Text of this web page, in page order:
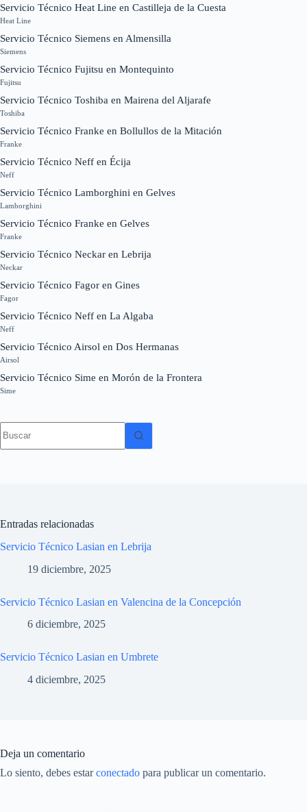
Servicio Técnico Heat Line en Castilleja de la Cuesta
Heat Line
Servicio Técnico Siemens en Almensilla
Siemens
Servicio Técnico Fujitsu en Montequinto
Fujitsu
Servicio Técnico Toshiba en Mairena del Aljarafe
Toshiba
Servicio Técnico Franke en Bollullos de la Mitación
Franke
Servicio Técnico Neff en Écija
Neff
Servicio Técnico Lamborghini en Gelves
Lamborghini
Servicio Técnico Franke en Gelves
Franke
Servicio Técnico Neckar en Lebrija
Neckar
Servicio Técnico Fagor en Gines
Fagor
Servicio Técnico Neff en La Algaba
Neff
Servicio Técnico Airsol en Dos Hermanas
Airsol
Servicio Técnico Sime en Morón de la Frontera
Sime
resultados
Entradas relacionadas
Servicio Técnico Lasian en Lebrija
19 diciembre, 2025
Servicio Técnico Lasian en Valencina de la Concepción
6 diciembre, 2025
Servicio Técnico Lasian en Umbrete
4 diciembre, 2025
Deja un comentario
Lo siento, debes estarconectado para publicar un comentario.